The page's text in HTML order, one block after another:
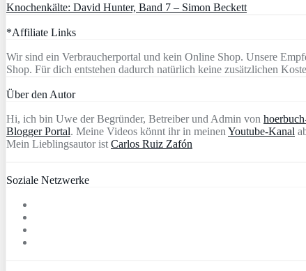
Knochenkälte: David Hunter, Band 7 – Simon Beckett
*Affiliate Links
Wir sind ein Verbraucherportal und kein Online Shop. Unsere
Shop. Für dich entstehen dadurch natürlich keine zusätzlichen
Über den Autor
Hi, ich bin Uwe der Begründer, Betreiber und Admin von
Blogger Portal. Meine Videos könnt ihr in meinen Youtube-Kanal
Mein Lieblingsautor ist Carlos Ruiz Zafón
Soziale Netzwerke